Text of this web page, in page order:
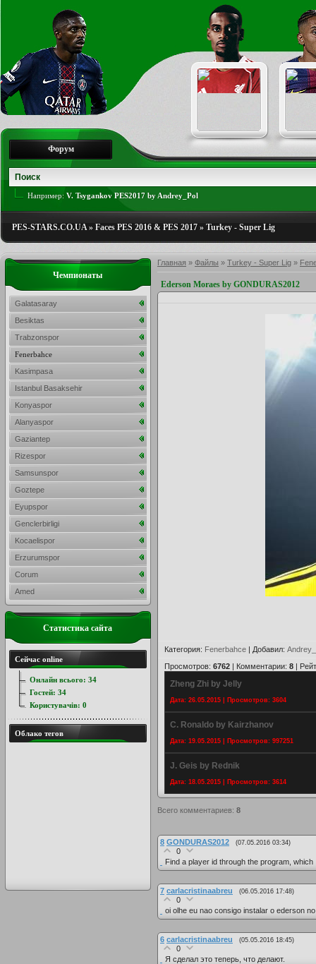
Форум
Например: V. Tsygankov PES2017 by Andrey_Pol
PES-STARS.CO.UA» Faces PES 2016 & PES 2017 » Turkey - Super Lig
Главная » Файлы » Turkey - Super Lig »
Ederson Moraes by GONDURAS2012
Категория: Fenerbahce | Добавил:
Просмотров: 6762 | Комментарии: 8 |
Zheng Zhi by Jelly
Дата: 26.05.2015 | Просмотров: 3604
C. Ronaldo by Kairzhanov
Дата: 19.05.2015 | Просмотров: 997251
J. Geis by Rednik
Дата: 18.05.2015 | Просмотров: 3614
Всего комментариев: 8
8 GONDURAS2012 (07.05.2016 03:34)
0
Find a player id through the program,
7 carlacristinaabreu (06.05.2016 17:48)
0
oi olhe eu nao consigo instalar o ederson
6 carlacristinaabreu (05.05.2016 18:45)
0
Я сделал это теперь, что делают.
Чемпионаты
Galatasaray
Besiktas
Trabzonspor
Fenerbahce
Kasimpasa
Istanbul Basaksehir
Konyaspor
Alanyaspor
Gaziantep
Rizespor
Samsunspor
Goztepe
Eyupspor
Genclerbirligi
Kocaelispor
Erzurumspor
Corum
Amed
Статистика сайта
Сейчас online
Онлайн всього: 34
Гостей: 34
Користувачів: 0
Облако тегов